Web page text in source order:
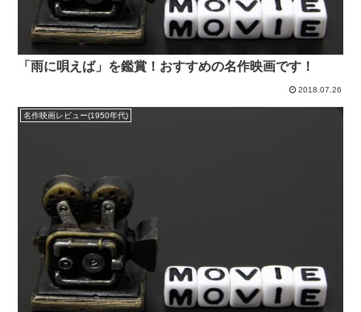
「雨に唄えば」を鑑賞！おすすめの名作映画です！
2018.07.26
名作映画レビュー(1950年代)